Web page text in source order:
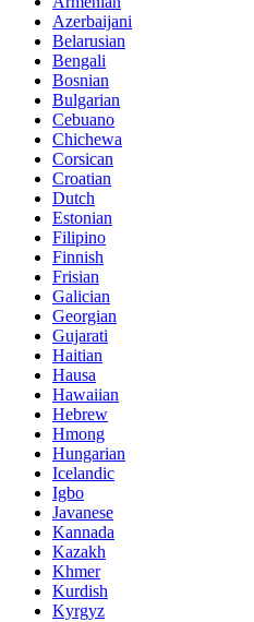
Azerbaijani
Belarusian
Bengali
Bosnian
Bulgarian
Cebuano
Chichewa
Corsican
Croatian
Dutch
Estonian
Filipino
Finnish
Frisian
Galician
Georgian
Gujarati
Haitian
Hausa
Hawaiian
Hebrew
Hmong
Hungarian
Icelandic
Igbo
Javanese
Kannada
Kazakh
Khmer
Kurdish
Kyrgyz